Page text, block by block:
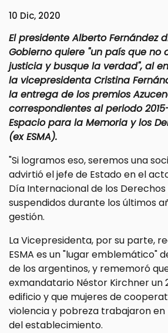
10 Dic, 2020
El presidente Alberto Fernández
Gobierno quiere "un país que no
justicia y busque la verdad", al
la vicepresidenta Cristina
la entrega de los premios
correspondientes al periodo
Espacio para la Memoria y los
(ex ESMA).
"Si logramos eso, seremos una
advirtió el jefe de Estado en el
Día Internacional de los
suspendidos durante los últimos
gestión.
La Vicepresidenta, por su parte,
ESMA es un "lugar emblemático"
de los argentinos, y rememoró
exmandatario Néstor Kirchner un
edificio y que mujeres de
violencia y pobreza trabajaron
del establecimiento.